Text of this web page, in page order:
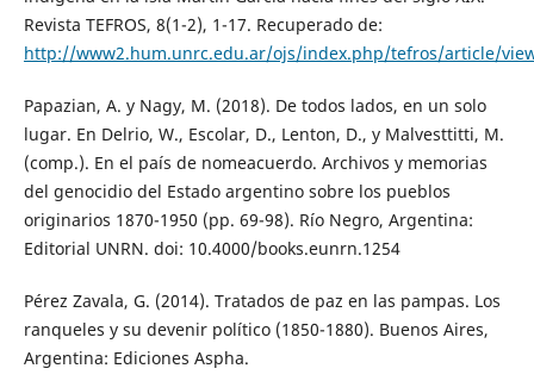
Revista TEFROS, 8(1-2), 1-17. Recuperado de:
http://www2.hum.unrc.edu.ar/ojs/index.php/tefros/article/
Papazian, A. y Nagy, M. (2018). De todos lados, en un solo
lugar. En Delrio, W., Escolar, D., Lenton, D., y Malvesttitti, M.
(comp.). En el país de nomeacuerdo. Archivos y memorias
del genocidio del Estado argentino sobre los pueblos
originarios 1870-1950 (pp. 69-98). Río Negro, Argentina:
Editorial UNRN. doi: 10.4000/books.eunrn.1254
Pérez Zavala, G. (2014). Tratados de paz en las pampas. Los
ranqueles y su devenir político (1850-1880). Buenos Aires,
Argentina: Ediciones Aspha.